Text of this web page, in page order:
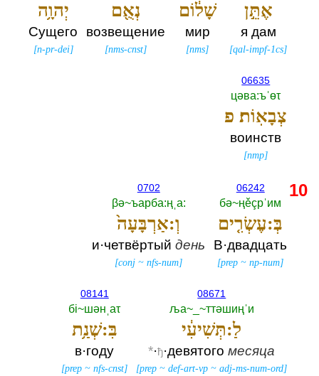
אֶתֵּ֣ן
я дам
[qal-impf-1cs]
שָׁל֔וֹם
мир
[nms]
נְאֻ֖ם
возвещение
[nms-cnst]
יְהוָ֥ה
Сущего
[n-pr-dei]
06635
цәва:ъˈөτ
צְבָאֽוֹת׃ פ
воинств
[nmp]
06242
бә~ңěçрˈим
בְּ:עֶשְׂרִ֤ים
В·двадцать
[prep ~np-num]
0702
βә~ъарба:ңˌа:‎
וְ:אַרְבָּעָה֙
и·четвёртыйдень
[conj ~nfs-num]
08671
ља~_~ттәшиңˈи
לַ:תְּשִׁיעִ֔י
*·ђ·девятогомесяца
[prep ~def-art-vp ~adj-ms-num-ord]
08141
бi~шәнˌаτ
בִּ:שְׁנַ֥ת
в·году
[prep ~nfs-cnst]
10